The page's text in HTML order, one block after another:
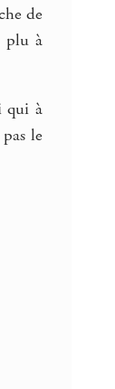
de
plu à
qui à
le